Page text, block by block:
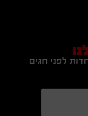
לפני חגים